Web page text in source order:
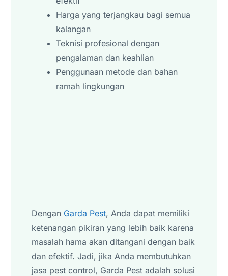
Harga yang terjangkau bagi semua
kalangan
Teknisi profesional dengan
pengalaman dan keahlian
Penggunaan metode dan bahan
ramah lingkungan
Dengan Garda Pest, Anda dapat memiliki
ketenangan pikiran yang lebih baik karena
masalah hama akan ditangani dengan baik
dan efektif. Jadi, jika Anda membutuhkan
jasa pest control, Garda Pest adalah solusi